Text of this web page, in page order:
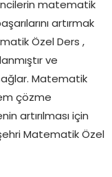
matematik
artırmak
Özel Ders ,
ve
Matematik
çözme
artırılması için
Matematik Özel